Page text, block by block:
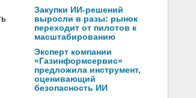
Закупки ИИ-решений
выросли в разы: рынок
переходит от пилотов к
масштабированию
Эксперт компании
«Газинформсервис»
предложила инструмент,
оценивающий
безопасность ИИ